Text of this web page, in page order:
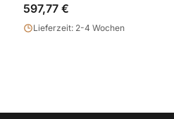
597,77 €
Lieferzeit: 2-4 Wochen